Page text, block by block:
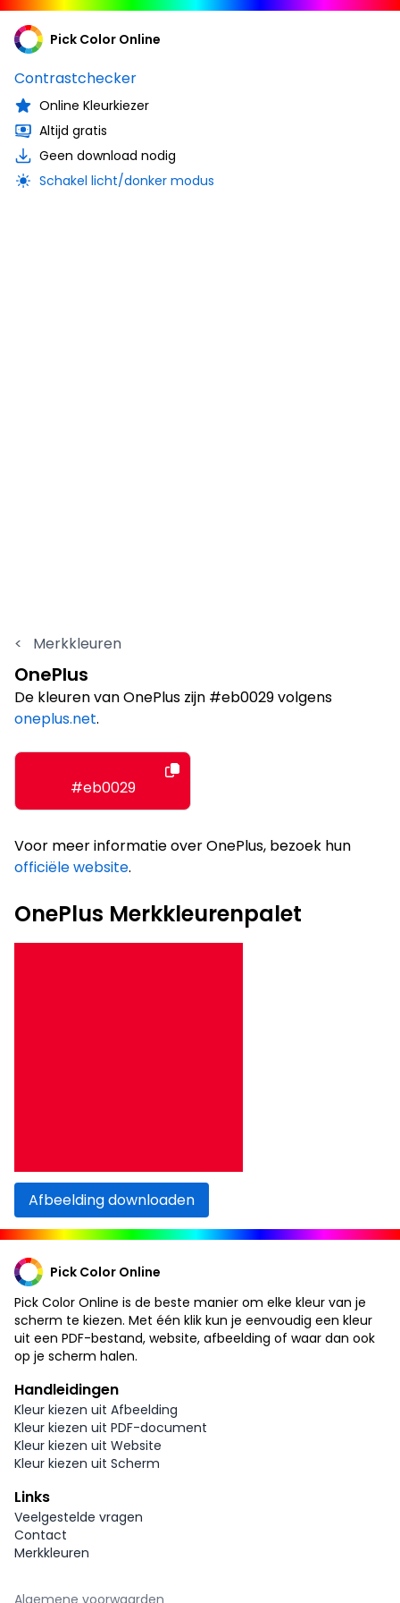
Pick Color Online
Contrastchecker
Online Kleurkiezer
Altijd gratis
Geen download nodig
Schakel licht/donker modus
< Merkkleuren
OnePlus
De kleuren van OnePlus zijn #eb0029 volgens
oneplus.net.
#eb0029
Voor meer informatie over OnePlus, bezoek hun
officiële website.
OnePlus Merkkleurenpalet
Afbeelding downloaden
Pick Color Online
Pick Color Online is de beste manier om elke kleur van je
scherm te kiezen. Met één klik kun je eenvoudig een kleur
uit een PDF-bestand, website, afbeelding of waar dan ook
op je scherm halen.
Handleidingen
Kleur kiezen uit Afbeelding
Kleur kiezen uit PDF-document
Kleur kiezen uit Website
Kleur kiezen uit Scherm
Links
Veelgestelde vragen
Contact
Merkkleuren
Algemene voorwaarden